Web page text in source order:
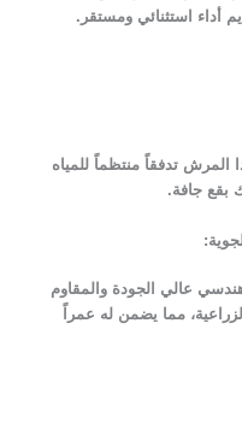
أداء استثنائي ومستقر.
تدفقاً منتظماً للمياه
بقع جافة.
عالي الجودة والمقاوم
مما يضمن له عمراً